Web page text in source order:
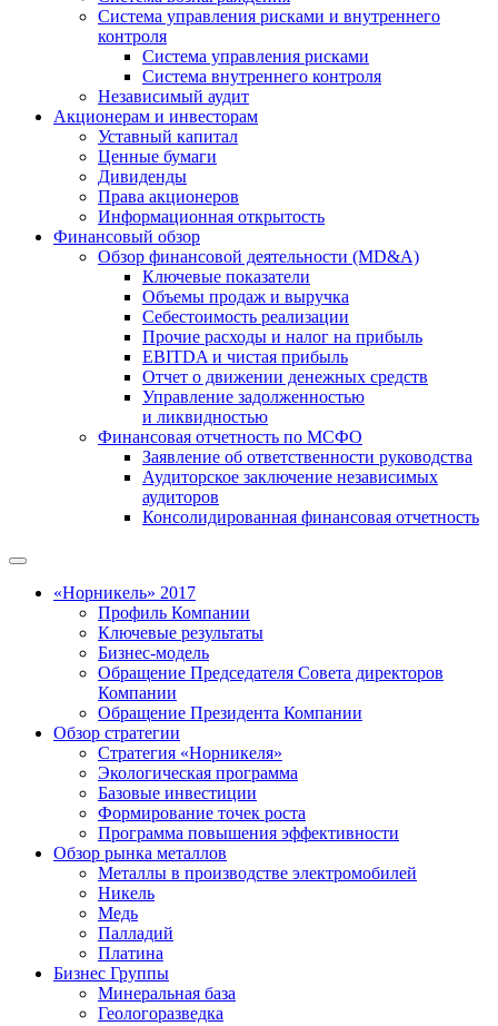
Система управления рисками и внутреннего
контроля
Система управления рисками
Система внутреннего контроля
Независимый аудит
Акционерам и инвесторам
Уставный капитал
Ценные бумаги
Дивиденды
Права акционеров
Информационная открытость
Финансовый обзор
Обзор финансовой деятельности (MD&A)
Ключевые показатели
Объемы продаж и выручка
Себестоимость реализации
Прочие расходы и налог на прибыль
EBITDA и чистая прибыль
Отчет о движении денежных средств
Управление задолженностью
и ликвидностью
Финансовая отчетность по МСФО
Заявление об ответственности руководства
Аудиторское заключение независимых
аудиторов
Консолидированная финансовая отчетность
«Норникель» 2017
Профиль Компании
Ключевые результаты
Бизнес-модель
Обращение Председателя Совета директоров
Компании
Обращение Президента Компании
Обзор стратегии
Стратегия «Норникеля»
Экологическая программа
Базовые инвестиции
Формирование точек роста
Программа повышения эффективности
Обзор рынка металлов
Металлы в производстве электромобилей
Никель
Медь
Палладий
Платина
Бизнес Группы
Минеральная база
Геологоразведка